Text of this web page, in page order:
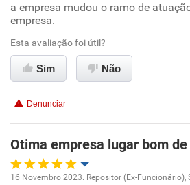
Oportunidade de promoção
Ambiente de trabalho
Conciliação com a vida familiar
Recomenda esta empresa
Recomenda a diretoria
a empresa mudou o ramo de
empresa.
Esta avaliação foi útil?
Sim Não
Denunciar
Otima empresa lugar bom
16 Novembro 2023. Repositor (Ex-Funcionário),